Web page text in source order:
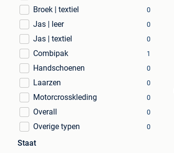
Broek | textiel 0
Jas | leer 0
Jas | textiel 0
Combipak 1
Handschoenen 0
Laarzen 0
Motorcrosskleding 0
Overall 0
Overige typen 0
Staat